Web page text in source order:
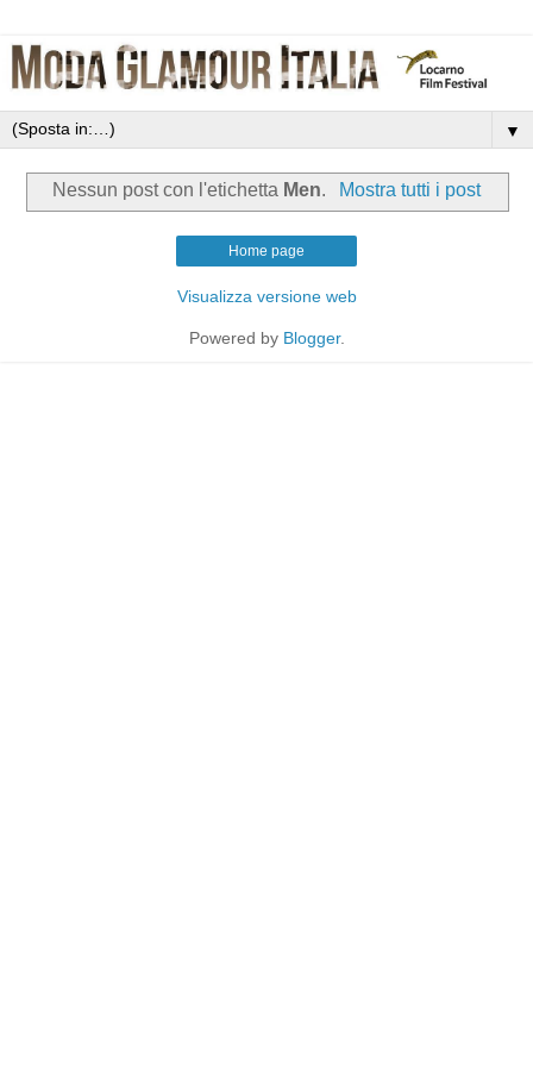
▼
Nessun post con l'etichetta Men. Mostra tutti i post
Home page
Visualizza versione web
Powered by Blogger.